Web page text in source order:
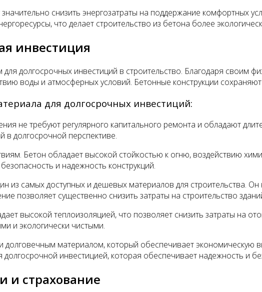
снизить энергозатраты на поддержание комфортных
что делает строительство из бетона более
инвестиция
долгосрочных инвестиций в строительство. Благодаря своим
воды и атмосферных условий. Бетонные конструкции
для долгосрочных инвестиций:
не требуют регулярного капитального ремонта и обладают
в долгосрочной перспективе.
Бетон обладает высокой стойкостью к огню, воздействию
и надежность конструкций.
из самых доступных и дешевых материалов для строительства.
позволяет существенно снизить затраты на строительство
высокой теплоизоляцией, что позволяет снизить затраты на
и экологически чистыми.
материалом, который обеспечивает экономическую
долгосрочной инвестицией, которая обеспечивает надежность и
и страхование